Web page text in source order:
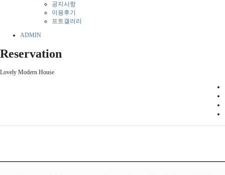
공지사항
이용후기
포토갤러리
ADMIN
Reservation
Lovely Modern House